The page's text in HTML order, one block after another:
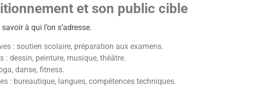
et son public cible
à qui l’on s’adresse.
: soutien scolaire, préparation aux examens.
: dessin, peinture, musique, théâtre.
danse, fitness.
: bureautique, langues, compétences techniques.